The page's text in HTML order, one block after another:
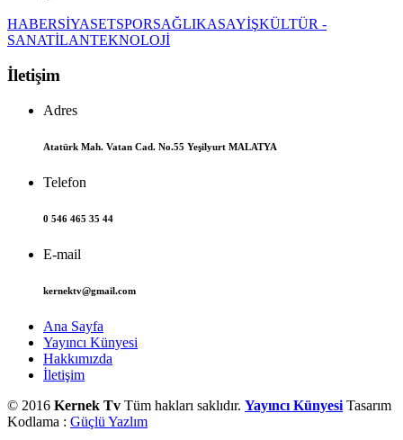
HABERSİYASETSPORSAĞLIKASAYİŞKÜLTÜR -
SANATİLANTEKNOLOJİ
İletişim
Adres
Atatürk Mah. Vatan Cad. No.55 Yeşilyurt MALATYA
Telefon
0 546 465 35 44
E-mail
kernektv@gmail.com
Ana Sayfa
Yayıncı Künyesi
Hakkımızda
İletişim
© 2016 Kernek Tv Tüm hakları saklıdır. Yayıncı Künyesi Tasarım
Kodlama : Güçlü Yazlım